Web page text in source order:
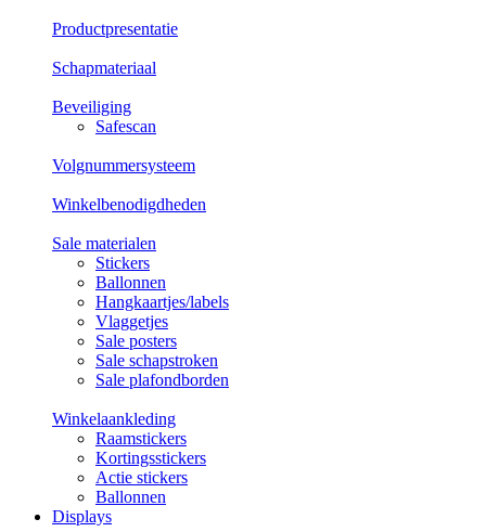
Productpresentatie
Schapmateriaal
Beveiliging
Safescan
Volgnummersysteem
Winkelbenodigdheden
Sale materialen
Stickers
Ballonnen
Hangkaartjes/labels
Vlaggetjes
Sale posters
Sale schapstroken
Sale plafondborden
Winkelaankleding
Raamstickers
Kortingsstickers
Actie stickers
Ballonnen
Displays